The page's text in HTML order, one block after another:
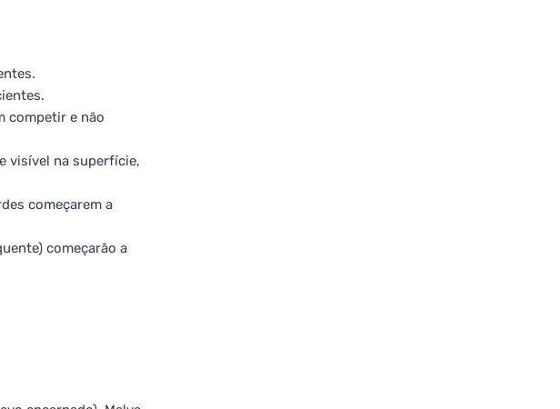
competir e não
visível na superfície,
começarem a
começarão a